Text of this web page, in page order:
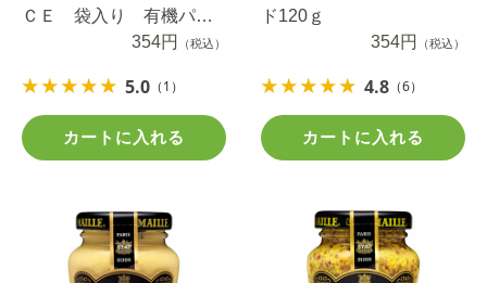
ＣＥ 袋入り 有機パセ
354円 （税込）
5.0 （1）
カートに入れる
ド120ｇ
354円
（税込）
4.8 （6）
カートに入れる